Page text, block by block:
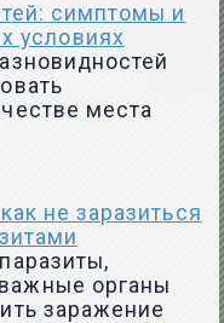
симптомы и
условиях
места
не заразиться
органы
заражение